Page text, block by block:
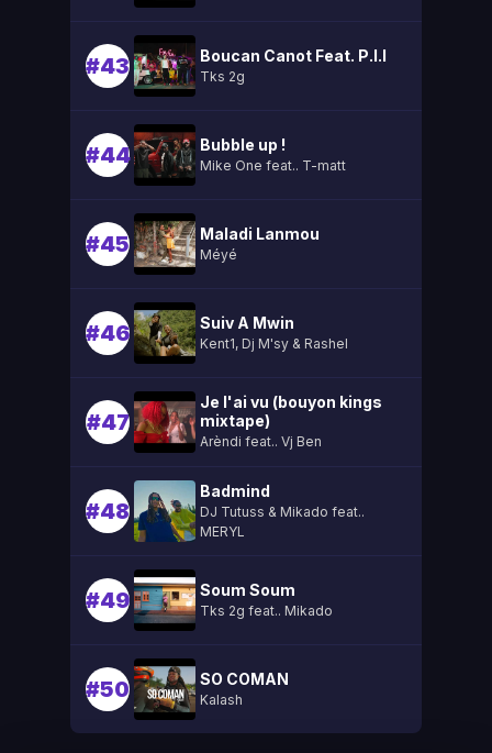
#43 Boucan Canot Feat. P.l.l
Tks 2g
#44 Bubble up !
Mike One feat.. T-matt
#45 Maladi Lanmou
Méyé
#46 Suiv A Mwin
Kent1, Dj M'sy & Rashel
#47
Je l'ai vu (bouyon kings
mixtape)
Arèndi feat.. Vj Ben
#48
Badmind
DJ Tutuss & Mikado feat..
MERYL
#49 Soum Soum
Tks 2g feat.. Mikado
#50 SO COMAN
Kalash